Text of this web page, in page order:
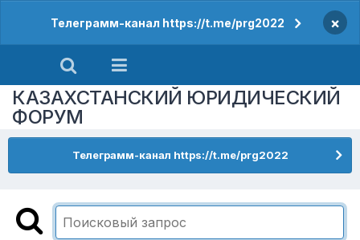
Телеграмм-канал https://t.me/prg2022 ×
КАЗАХСТАНСКИЙ ЮРИДИЧЕСКИЙ
ФОРУМ
Телеграмм-канал https://t.me/prg2022